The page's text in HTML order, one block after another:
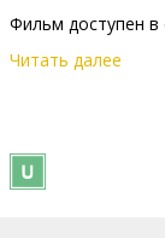
Фильм доступен
- на латышском
Дистрибьютор:
Читать далее